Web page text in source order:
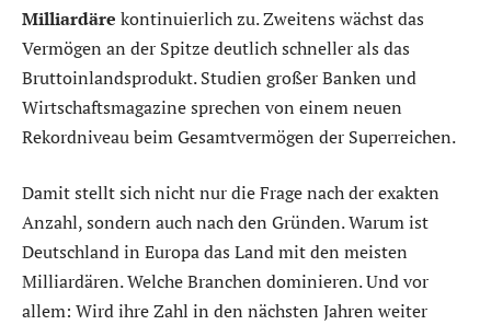
Milliardäre kontinuierlich zu. Zweitens wächst das
Vermögen an der Spitze deutlich schneller als das
Bruttoinlandsprodukt. Studien großer Banken und
Wirtschaftsmagazine sprechen von einem neuen
Rekordniveau beim Gesamtvermögen der Superreichen.
Damit stellt sich nicht nur die Frage nach der exakten
Anzahl, sondern auch nach den Gründen. Warum ist
Deutschland in Europa das Land mit den meisten
Milliardären. Welche Branchen dominieren. Und vor
allem: Wird ihre Zahl in den nächsten Jahren weiter